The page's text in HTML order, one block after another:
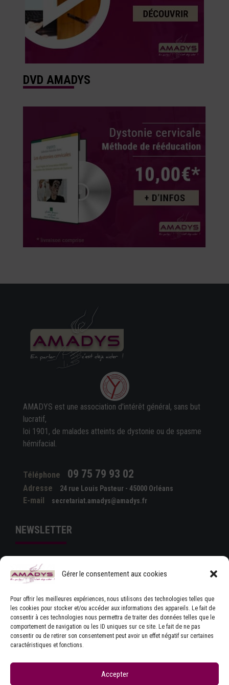
Gérer le consentement aux cookies
Pour offrir les meilleures expériences, nous utilisons des technologies telles que
les cookies pour stocker et/ou accéder aux informations des appareils. Le fait de
consentir à ces technologies nous permettra de traiter des données telles que le
comportement de navigation ou les ID uniques sur ce site. Le fait de ne pas
consentir ou de retirer son consentement peut avoir un effet négatif sur certaines
caractéristiques et fonctions.
Accepter
DVD AMADYS
AMADYS est une association d'intérêt général, sans but
lucratif,
loi 1901, de malades atteints de dystonie ou de spasme
hémifacial.
Téléphone 09 75 79 93 02
Adresse 24 rue Louis Pasteur - 45000 Orléans
E-mail secretariat.amadys@amadys.fr
NEWSLETTER
J'ACCEPTE LES CONDITIONS GÉNÉRALES
D'UTILISATION